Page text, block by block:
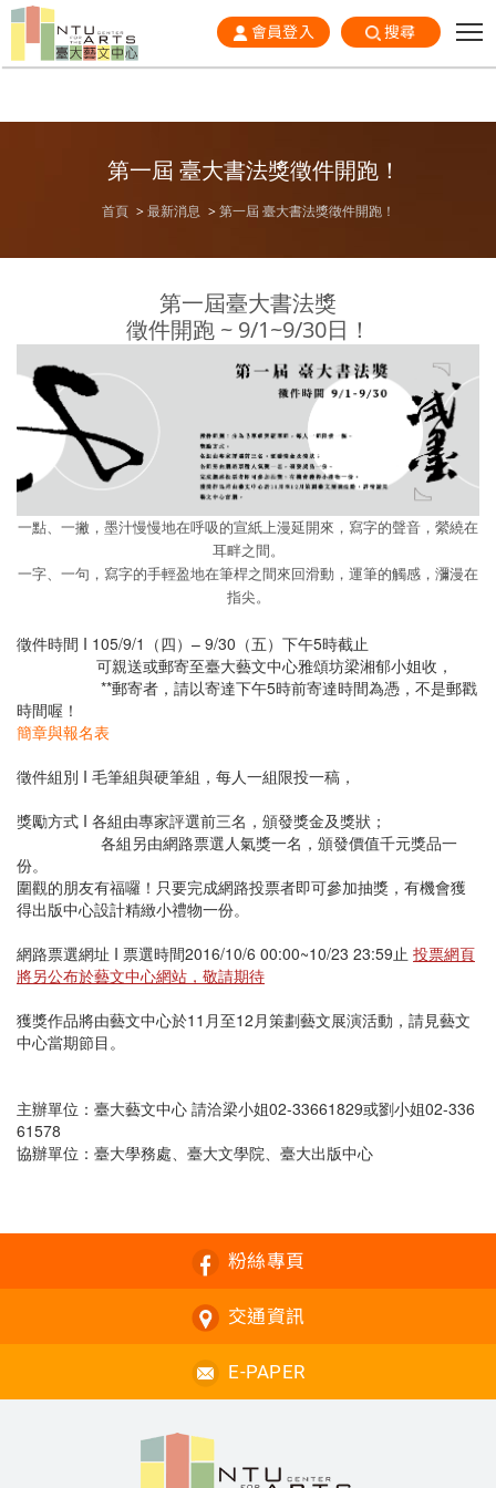
會員登入 搜尋
第一屆 臺大書法獎徵件開跑！
首頁 最新消息 第一屆 臺大書法獎徵件開跑！
第一屆臺大書法獎
徵件開跑 ~ 9/1~9/30日！
一點、一撇，墨汁慢慢地在呼吸的宣紙上漫延開來，寫字的聲音，縈繞在
耳畔之間。
一字、一句，寫字的手輕盈地在筆桿之間來回滑動，運筆的觸感，瀰漫在
指尖。
徵件時間 I 105/9/1（四）– 9/30（五）下午5時截止
可親送或郵寄至臺大藝文中心雅頌坊梁湘郁小姐收，
**郵寄者，請以寄達下午5時前寄達時間為憑，不是郵戳
時間喔！
簡章與報名表
徵件組別 I 毛筆組與硬筆組，每人一組限投一稿，
獎勵方式 I 各組由專家評選前三名，頒發獎金及獎狀；
各組另由網路票選人氣獎一名，頒發價值千元獎品一
份。
圍觀的朋友有福囉！只要完成網路投票者即可參加抽獎，有機會獲
得出版中心設計精緻小禮物一份。
網路票選網址 I 票選時間2016/10/6 00:00~10/23 23:59止 投票網頁
將另公布於藝文中心網站，敬請期待
獲獎作品將由藝文中心於11月至12月策劃藝文展演活動，請見藝文
中心當期節目。
主辦單位：臺大藝文中心 請洽梁小姐02-33661829或劉小姐02-336
61578
協辦單位：臺大學務處、臺大文學院、臺大出版中心
粉絲專頁
交通資訊
E-PAPER